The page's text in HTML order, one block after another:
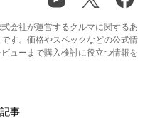
会社が運営するクルマに関するあ
す。価格やスペックなどの公式情
ューまで購入検討に役立つ情報を
事